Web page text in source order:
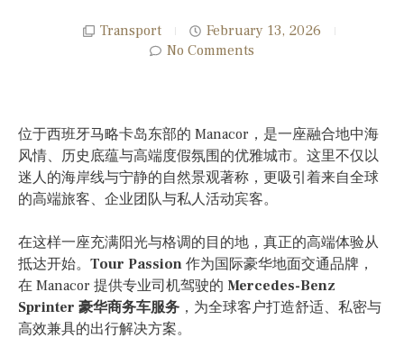
Transport
February 13, 2026
No Comments
位于西班牙马略卡岛东部的 Manacor，是一座融合地中海
风情、历史底蕴与高端度假氛围的优雅城市。这里不仅以
迷人的海岸线与宁静的自然景观著称，更吸引着来自全球
的高端旅客、企业团队与私人活动宾客。
在这样一座充满阳光与格调的目的地，真正的高端体验从
抵达开始。 Tour Passion 作为国际豪华地面交通品牌，
在 Manacor 提供专业司机驾驶的 Mercedes-Benz
Sprinter 豪华商务车服务 ，为全球客户打造舒适、私密与
高效兼具的出行解决方案。